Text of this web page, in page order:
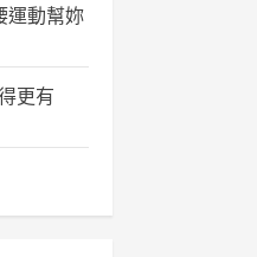
運動幫妳
更有